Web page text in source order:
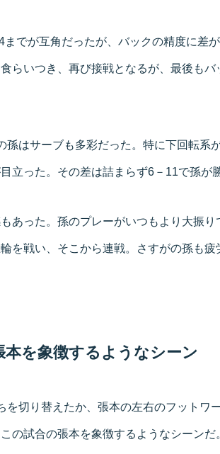
までが互角だったが、バックの精度に差
らいつき、再び接戦となるが、最後も
孫はサーブも多彩だった。特に下回転系
立った。その差は詰まらず6－11で孫が
あった。孫のプレーがいつもより大振
輪を戦い、そこから連戦。さすがの孫も
本を象徴するようなシーン
を切り替えたか、張本の左右のフットワ
の試合の張本を象徴するようなシーン